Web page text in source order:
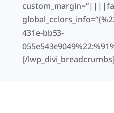
431e-bb53-
[/lwp_divi_breadcrumbs]